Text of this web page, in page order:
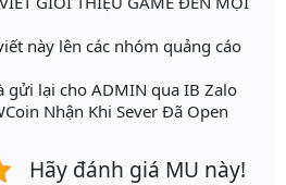
này lên các nhóm quảng cáo
gửi lại cho ADMIN qua IB Zalo
Nhận Khi Sever Đã Open
Hãy đánh giá MU này!